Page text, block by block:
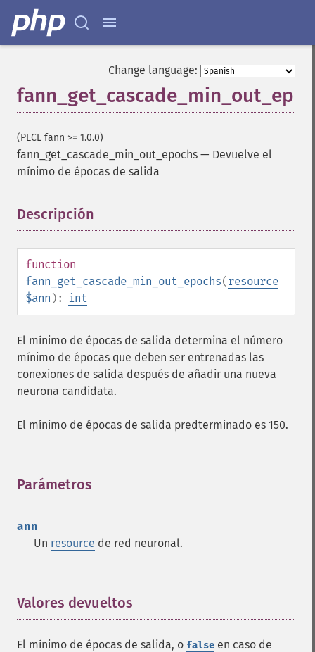
Change language:
(PECL fann >= 1.0.0)
fann_get_cascade_min_out_epochs — Devuelve el
mínimo de épocas de salida
Descripción
function
fann_get_cascade_min_out_epochs(resource
$ann ): int
El mínimo de épocas de salida determina el número
mínimo de épocas que deben ser entrenadas las
conexiones de salida después de añadir una nueva
neurona candidata.
El mínimo de épocas de salida predterminado es 150.
Parámetros
ann
Un resource de red neuronal.
Valores devueltos
El mínimo de épocas de salida, o false en caso de